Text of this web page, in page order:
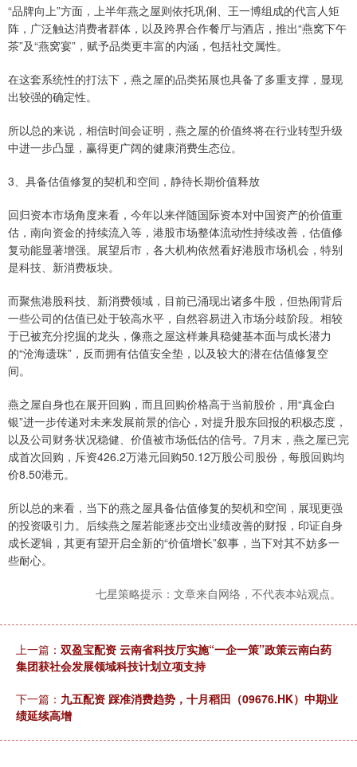
“品牌向上”方面，上半年燕之屋则依托巩俐、王一博组成的代言人矩
阵，广泛触达消费者群体，以及跨界合作餐厅与酒店，推出“燕窝下午
茶”及“燕窝宴”，赋予品类更丰富的内涵，包括社交属性。
在这套系统性的打法下，燕之屋的品类拓展也具备了多重支撑，显现
出较强的确定性。
所以总的来说，相信时间会证明，燕之屋的价值终将在行业转型升级
中进一步凸显，赢得更广阔的健康消费生态位。
3、具备估值修复的契机和空间，静待长期价值释放
回归资本市场角度来看，今年以来伴随国际资本对中国资产的价值重
估，南向资金的持续流入等，港股市场整体流动性持续改善，估值修
复动能显著增强。展望后市，各大机构依然看好港股市场机会，特别
是科技、新消费板块。
而聚焦港股科技、新消费领域，目前已涌现出诸多牛股，但热闹背后
一些公司的估值已处于较高水平，自然容易进入市场分歧阶段。相较
于已被充分挖掘的龙头，像燕之屋这样兼具稳健基本面与成长潜力
的“沧海遗珠”，反而拥有估值安全垫，以及较大的潜在估值修复空
间。
燕之屋自身也在展开回购，而且回购价格高于当前股价，用“真金白
银”进一步传递对未来发展前景的信心，对提升股东回报的积极态度，
以及公司财务状况稳健、价值被市场低估的信号。7月末，燕之屋已完
成首次回购，斥资426.2万港元回购50.12万股公司股份，每股回购均
价8.50港元。
所以总的来看，当下的燕之屋具备估值修复的契机和空间，展现更强
的投资吸引力。后续燕之屋若能逐步交出业绩改善的财报，印证自身
成长逻辑，其更有望开启全新的“价值增长”叙事，当下对其不妨多一
些耐心。
七星策略提示：文章来自网络，不代表本站观点。
上一篇： 双盈宝配资 云南省科技厅实施“一企一策”政策云南白药
集团获社会发展领域科技计划立项支持
下一篇： 九五配资 踩准消费趋势，十月稻田（09676.HK）中期业
绩延续高增